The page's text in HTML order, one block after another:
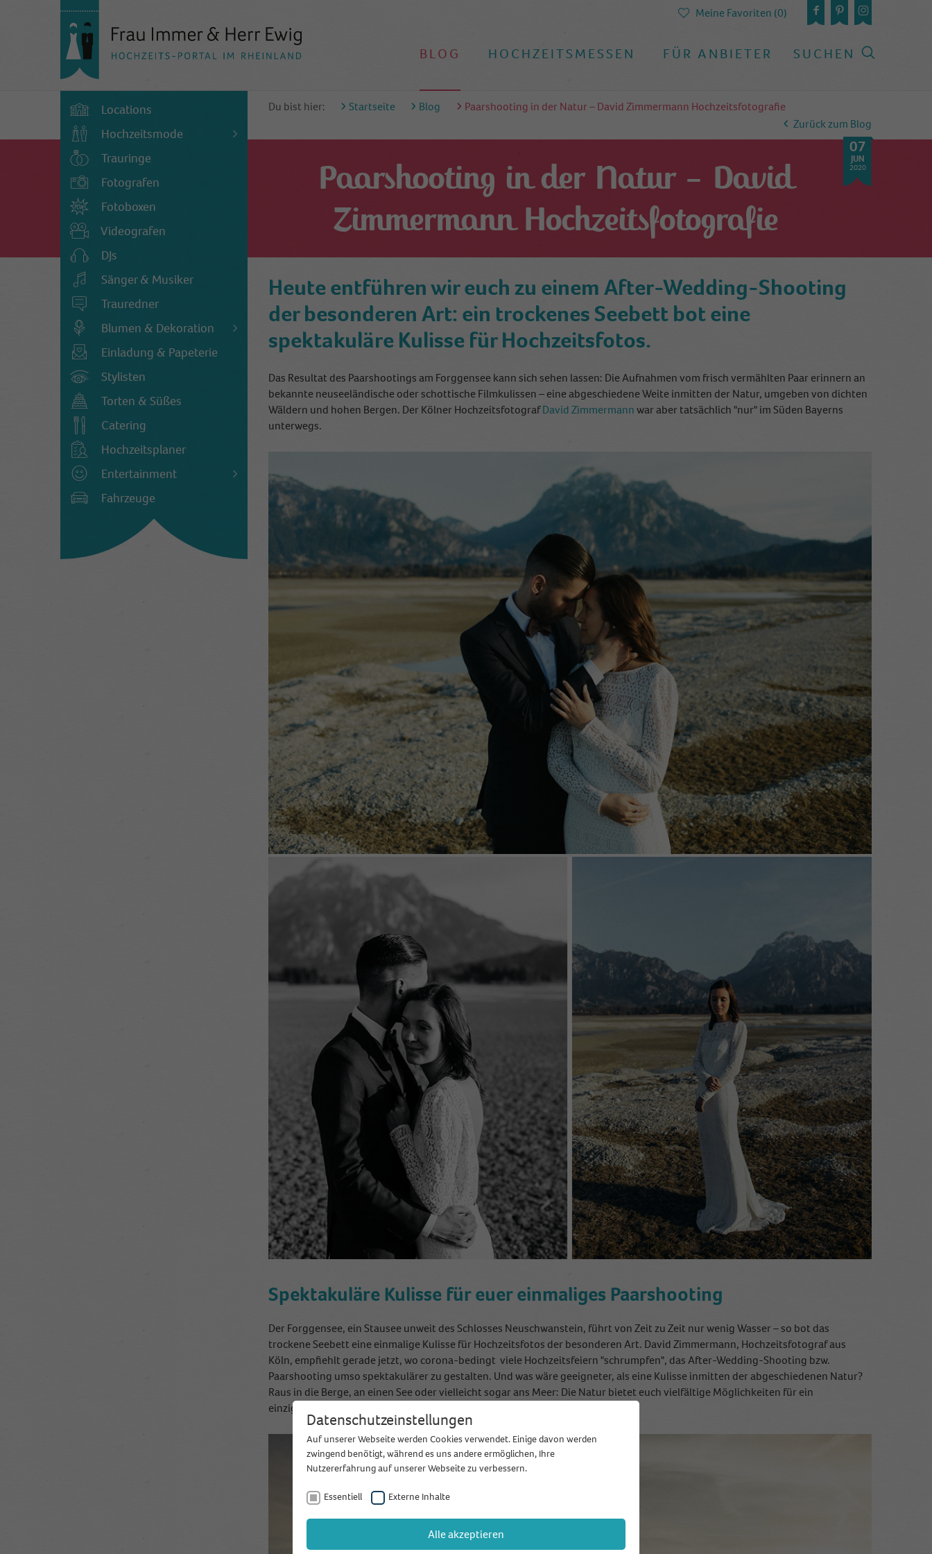
BLOG HOCHZEITSMESSEN FÜR ANBIETER SUCHEN
Meine Favoriten (0)
Locations
Hochzeitsmode
Trauringe
Fotografen
Fotoboxen
Videografen
DJs
Sänger & Musiker
Trauredner
Blumen & Dekoration
Einladung & Papeterie
Stylisten
Torten & Süßes
Catering
Hochzeitsplaner
Entertainment
Fahrzeuge
Du bist hier: Startseite Blog
Paarshooting in der Natur – David Zimmermann Hochzeitsfotografie
Zurück zum Blog
Paarshooting in der Natur – David
Zimmermann Hochzeitsfotografie
07
JUN
2020
Heute entführen wir euch zu einem After-Wedding-Shooting
der besonderen Art: ein trockenes Seebett bot eine
spektakuläre Kulisse für Hochzeitsfotos.
Das Resultat des Paarshootings am Forggensee kann sich sehen lassen: Die Aufnahmen vom frisch vermählten Paar erinnern an
bekannte neuseeländische oder schottische Filmkulissen – eine abgeschiedene Weite inmitten der Natur, umgeben von dichten
Wäldern und hohen Bergen. Der Kölner HochzeitsfotografDavid Zimmermannwar aber tatsächlich "nur" im Süden Bayerns
unterwegs.
Spektakuläre Kulisse für euer einmaliges Paarshooting
Der Forggensee, ein Stausee unweit des Schlosses Neuschwanstein, führt von Zeit zu Zeit nur wenig Wasser – so bot das
trockene Seebett eine einmalige Kulisse für Hochzeitsfotos der besonderen Art. David Zimmermann, Hochzeitsfotograf aus
Köln, empfiehlt gerade jetzt, wo corona-bedingt viele Hochzeitsfeiern "schrumpfen", das After-Wedding-Shooting bzw.
Paarshooting umso spektakulärer zu gestalten. Und was wäre geeigneter, als eine Kulisse inmitten der abgeschiedenen Natur?
Raus in die Berge, an einen See oder vielleicht sogar ans Meer: Die Natur bietet euch vielfältige Möglichkeiten für ein
einzigartiges Paarshooting.
Datenschutzeinstellungen
Auf unserer Webseite werden Cookies verwendet. Einige davon werden
zwingend benötigt, während es uns andere ermöglichen, Ihre
Nutzererfahrung auf unserer Webseite zu verbessern.
Essentiell Externe Inhalte
Alle akzeptieren